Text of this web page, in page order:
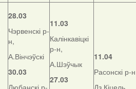
28.03
Чэрвенскі р-
н,
А.Вінчэўскі
30.03
Любанскі р-
11.03
Калінкавіцкі
р-н,
А.Шэўчык
27.03
11.04
Расонскі р-
Дз.Кіцель